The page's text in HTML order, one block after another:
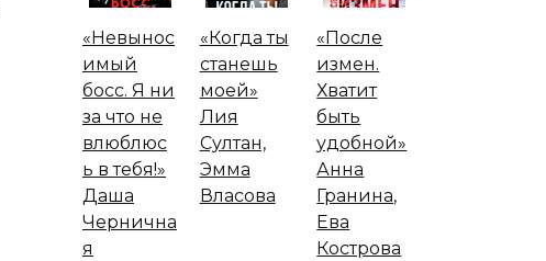
«Невынос
имый
босс. Я ни
за что не
влюблюс
ь в тебя!»
Даша
Чернична
я
«Когда ты
станешь
моей»
Лия
Султан,
Эмма
Власова
«После
измен.
Хватит
быть
удобной»
Анна
Гранина,
Ева
Кострова